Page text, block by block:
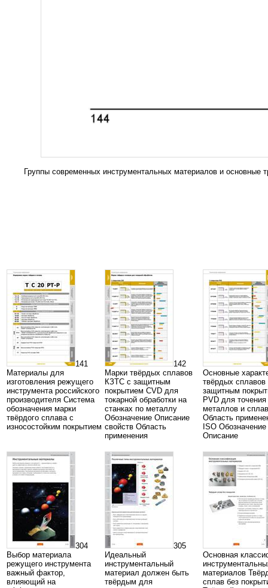
Группы современных инструментальных материалов и основные
141
Материалы для
изготовления режущего
инструмента российского
производителя Система
обозначения марки
твёрдого сплава с
износостойким покрытием
142
Марки твёрдых сплавов
КЗТС с защитным
покрытием CVD для
токарной обработки на
станках по металлу
Обозначение Описание
свойств Область
применения
Основные
твёрдых
защитным
PVD для точения
металлов и
Область
ISO Обозначение
Описание
304
Выбор материала
режущего инструмента
важный фактор,
влияющий на
305
Идеальный
инструментальный
материал должен быть
твёрдым для
Основная
материалов
сплав без